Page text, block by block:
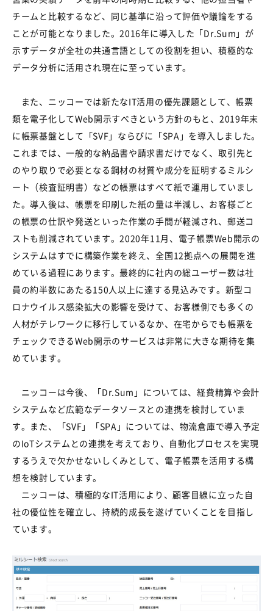
チームと比較するなど、同じ基準に沿って評価や議論をする
ことが可能となりました。2016年に導入した「Dr.Sum」が
示すデータが全社の共通言語としての役割を担い、積極的な
データ分析に活用され現在に至っています。
また、ニッコーでは新たなIT活用の優先課題として、帳票
類を電子化してWeb開示すべきという方針のもと、2019年末
に帳票基盤として「SVF」ならびに「SPA」を導入しました。
これまでは、一般的な納品書や請求書だけでなく、取引先と
のやり取りで必要となる鋼材の材質や成分を証明するミルシ
ート（検査証明書）などの帳票はすべて紙で運用していまし
た。導入後は、帳票を印刷した紙の量は半減し、お客様ごと
の帳票の仕訳や発送といった作業の手間が軽減され、郵送コ
ストも削減されています。2020年11月、電子帳票Web開示の
システムはすでに構築作業を終え、全国12拠点への展開を進
めている過程にあります。最終的に社内の総ユーザー数は社
員の約半数にあたる150人以上に達する見込みです。新型コ
ロナウイルス感染拡大の影響を受けて、お客様側でも多くの
人材がテレワークに移行しているなか、在宅からでも帳票を
チェックできるWeb開示のサービスは非常に大きな期待を集
めています。
ニッコーは今後、「Dr.Sum」については、経費精算や会計
システムなど広範なデータソースとの連携を検討していま
す。また、「SVF」「SPA」については、物流倉庫で導入予定
のIoTシステムとの連携を考えており、自動化プロセスを実現
するうえで欠かせないしくみとして、電子帳票を活用する構
想を検討しています。
ニッコーは、積極的なIT活用により、顧客目線に立った自
社の優位性を確立し、持続的成長を遂げていくことを目指し
ています。